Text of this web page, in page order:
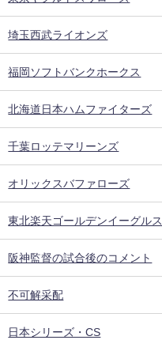
埼玉西武ライオンズ
福岡ソフトバンクホークス
北海道日本ハムファイターズ
千葉ロッテマリーンズ
オリックスバファローズ
東北楽天ゴールデンイーグルス
阪神監督の試合後のコメント
不可解采配
日本シリーズ・CS